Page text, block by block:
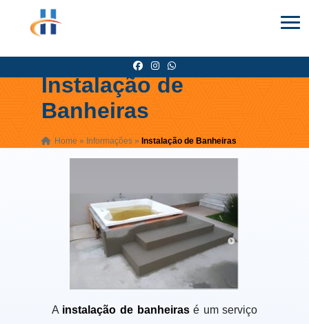
Instalação de
Banheiras
Home » Informações » Instalação de Banheiras
A instalação de banheirasé um serviço